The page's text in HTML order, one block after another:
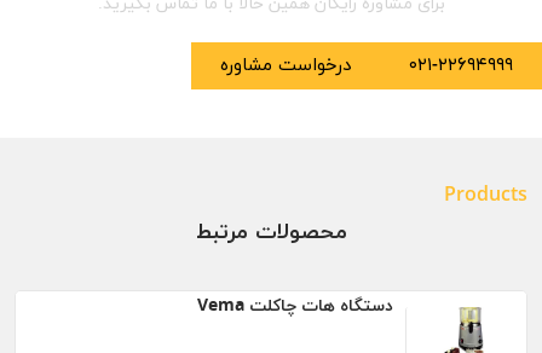
۰۲۱-۲۲۶۹۴۹۹۹ درخواست مشاوره
Products
محصولات مرتبط
دستگاه هات چاکلت Vema